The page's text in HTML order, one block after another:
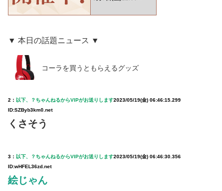
▼ 本日の話題ニュース ▼
コーラを買うともらえるグッズ
2： 以下、？ちゃんねるからVIPがお送りします2023/05/19(金) 06:46:15.299
ID:SZByb3km0.net
くさそう
3： 以下、？ちゃんねるからVIPがお送りします2023/05/19(金) 06:46:30.356
ID:wHFEL36zd.net
絵じゃん